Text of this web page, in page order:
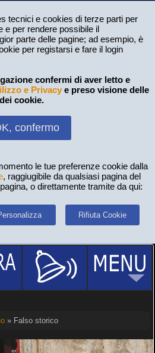
tecnici e cookies di terze parti per
e per rendere possibile il
parte delle pagine; ad esempio, è
per registarsi e fare il login
confermi di aver letto e
e Privacy e preso visione delle
cookie.
confermo
le tue preferenze cookie dalla
, raggiugibile da qualsiasi pagina del
o direttamente tramite da qui:
Rifiuta Cookie
» Falso storico